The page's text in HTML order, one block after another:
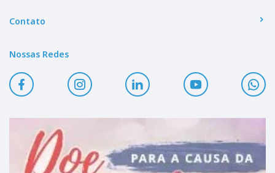
Contato
Nossas Redes